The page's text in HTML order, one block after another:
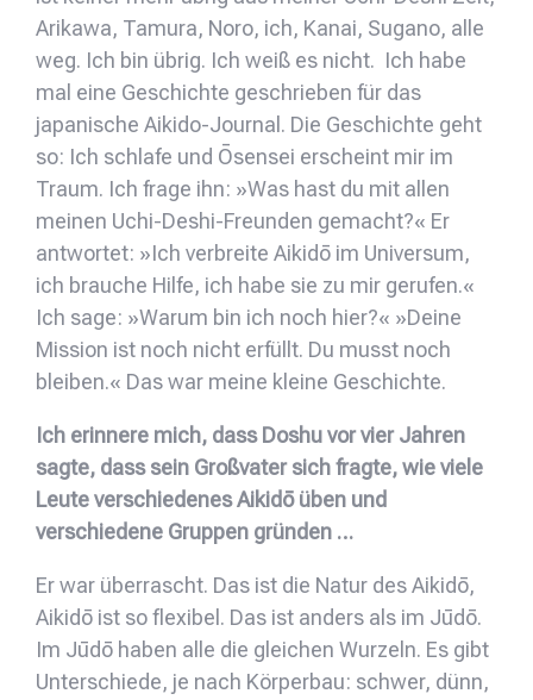
Arikawa, Tamura, Noro, ich, Kanai, Sugano, alle
weg. Ich bin übrig. Ich weiß es nicht. Ich habe
mal eine Geschichte geschrieben für das
japanische Aikido-Journal. Die Geschichte geht
so: Ich schlafe und Ōsensei erscheint mir im
Traum. Ich frage ihn: »Was hast du mit allen
meinen Uchi-Deshi-Freunden gemacht?« Er
antwortet: »Ich verbreite Aikidō im Universum,
ich brauche Hilfe, ich habe sie zu mir gerufen.«
Ich sage: »Warum bin ich noch hier?« »Deine
Mission ist noch nicht erfüllt. Du musst noch
bleiben.« Das war meine kleine Geschichte.
Ich erinnere mich, dass Doshu vor vier Jahren
sagte, dass sein Großvater sich fragte, wie viele
Leute verschiedenes Aikidō üben und
verschiedene Gruppen gründen …
Er war überrascht. Das ist die Natur des Aikidō,
Aikidō ist so flexibel. Das ist anders als im Jūdō.
Im Jūdō haben alle die gleichen Wurzeln. Es gibt
Unterschiede, je nach Körperbau: schwer, dünn,